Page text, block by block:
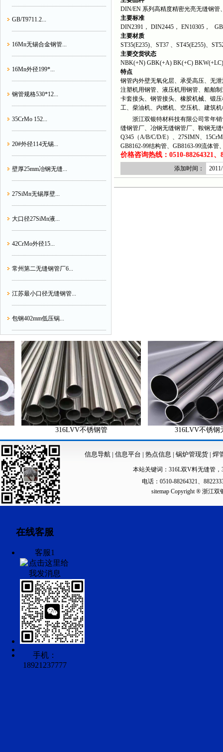
GB/T9711.2...
16Mn无锡合金钢管...
16Mn外径199*...
钢管规格530*12...
35CrMo 152...
20#外径114无锡...
壁厚25mm冶钢无缝...
27SiMn无锡厚壁...
大口径27SiMn液...
42CrMo外径15...
常州第二无缝钢管厂6...
江苏最小口径无缝钢管...
包钢402mm低压锅...
DIN/EN 系列高精度精密光亮无缝钢
主要标准
DIN2391， DIN2445， EN10305，
主要材质
ST35(E235)、ST37 、ST45(E255)、
主要交货状态
NBK(+N) GBK(+A) BK(+C)
特点
钢管内外壁无氧化层、承受高压、无
注塑机用钢管、液压机用钢管、船舶
卡套接头、钢管接头、橡胶机械、锻
工、柴油机、内燃机、空压机、建筑
浙江双银特材科技有限公司常年销
缝钢管厂、冶钢无缝钢管厂、鞍钢无
Q345（A/B/C/D/E）、27SIMN、
GB8162-99结构管、GB8163-99流体
价格咨询热线：0510-88264321、
添加时间：
316LVV不锈钢管 316LVV不锈钢无缝
信息导航| 信息平台 | 热点信息 | 锅炉管现货 | 焊
本站关键词： 316L双V料无缝管 ，
电话：0510-88264321、
sitemapCopyright ® 浙江双
在线客服
客服1
手机：
18921237777